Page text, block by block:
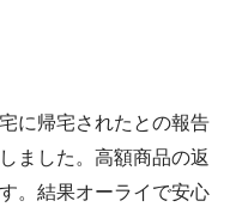
に帰宅されたとの報告
ました。高額商品の返
。結果オーライで安心